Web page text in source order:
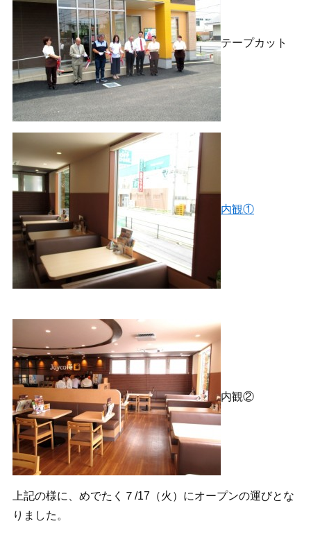
テープカット
内観①
内観②
上記の様に、めでたく７/17（火）にオープンの運びとな
りました。